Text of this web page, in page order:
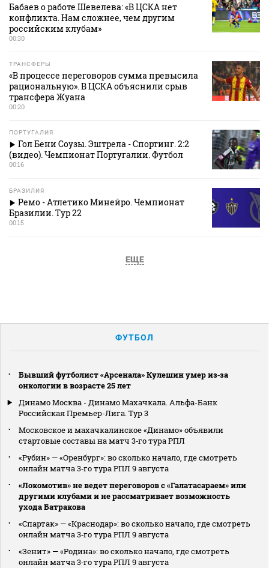
Бабаев о работе Шевелева: «В ЦСКА нет
конфликта. Нам сложнее, чем другим
российским клубам»
00:30
ТРАНСФЕРЫ
«В процессе переговоров сумма превысила
рациональную». В ЦСКА объяснили срыв
трансфера Жуана
00:20
ПОРТУГАЛИЯ
Гол Бени Соузы. Эштрела - Спортинг. 2:2
(видео). Чемпионат Португалии. Футбол
00:16
БРАЗИЛИЯ
Ремо - Атлетико Минейро. Чемпионат
Бразилии. Тур 22
00:15
ЕЩЕ
ФУТБОЛ
Бывший футболист «Арсенала» Кулешин умер из‑за
онкологии в возрасте 25 лет
Динамо Москва - Динамо Махачкала. Альфа-Банк
Российская Премьер-Лига. Тур 3
Московское и махачкалинское «Динамо» объявили
стартовые составы на матч 3‑го тура РПЛ
«Рубин» — «Оренбург»: во сколько начало, где смотреть
онлайн матча 3‑го тура РПЛ 9 августа
«Локомотив» не ведет переговоров с «Галатасараем» или
другими клубами и не рассматривает возможность
ухода Батракова
«Спартак» — «Краснодар»: во сколько начало, где смотреть
онлайн матча 3‑го тура РПЛ 9 августа
«Зенит» — «Родина»: во сколько начало, где смотреть
онлайн матча 3‑го тура РПЛ 9 августа